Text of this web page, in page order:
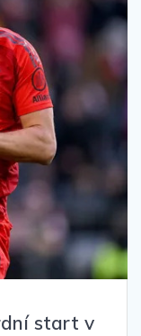
start v